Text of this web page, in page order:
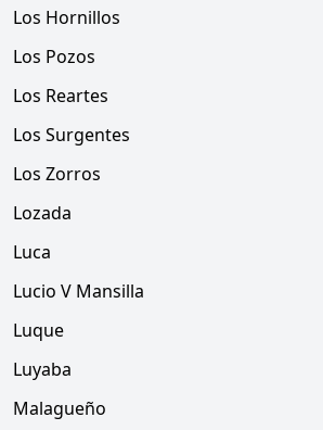
Los Hornillos
Los Pozos
Los Reartes
Los Surgentes
Los Zorros
Lozada
Luca
Lucio V Mansilla
Luque
Luyaba
Malagueño